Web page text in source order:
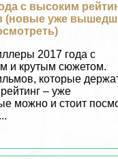
с высоким
(новые уже
2017 года с
и крутым сюжетом.
которые
– уже
можно и стоит